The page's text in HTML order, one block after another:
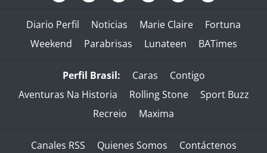
Diario Perfil Noticias Marie Claire
Fortuna
Weekend
Parabrisas Lunateen BATimes
Perfil Brasil: Caras
Contigo
Aventuras Na Historia
Rolling Stone
Sport Buzz
Recreio
Maxima
Canales RSS Quienes Somos
Contáctenos